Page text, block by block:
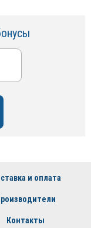
и оплата
Контакты